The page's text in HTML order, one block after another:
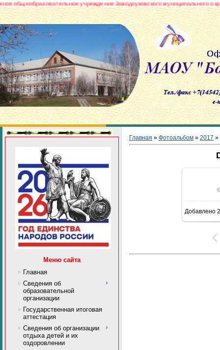
учреждение Заводоуковского муниципального
Меню сайта
Главная
Сведения об
образовательной
организации
Государственная итоговая
аттестация
Сведения об организации
отдыха детей и их
оздоровлении
Главная » Фотоальбом » 2017 »
В
Добавлено